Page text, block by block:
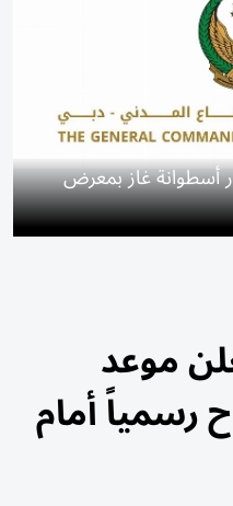
أسطوانة غاز بمعرض
موعد
رسمياً أمام